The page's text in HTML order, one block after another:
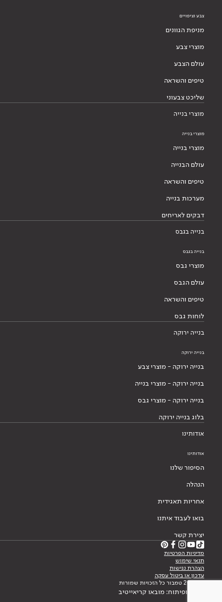
צבע וציפויים
מניפת הגוונים
מוצרי צבע
עולם הצבע
טיפים והשראה
שליכט צבעוני
מוצרי בנייה
מוצרי בנייה
מוצרי בנייה
עולם הבנייה
טיפים והשראה
מערכות בנייה
דבקים לאריחים
בנייה בגבס
בנייה בגבס
מוצרי גבס
עולם הגבס
טיפים והשראה
לוחות גבס
בנייה ירוקה
בנייה ירוקה
בנייה ירוקה - מוצרי צבע
בנייה ירוקה - מוצרי בנייה
בנייה ירוקה - מוצרי גבס
בלוג בנייה ירוקה
אודותינו
אודותינו
הסיפור שלנו
הנהלה
אחריות תאגידית
בואו לעבוד איתנו
יצירת קשר
מדיניות הפרטיות
תנאי שימוש
הצהרת נגישות
עדכון או ביטול עסקה
© 2026 טמבור כל הזכויות שמורות
עיצוב ופיתוח: מובאו קריאייטיב